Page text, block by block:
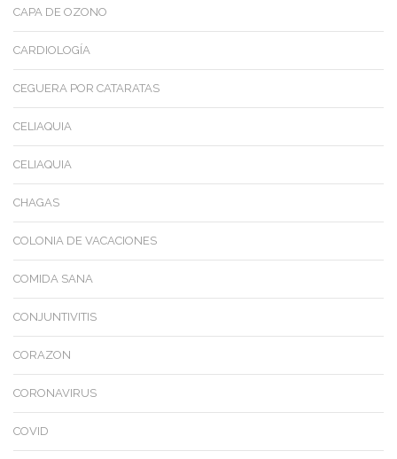
CAPA DE OZONO
CARDIOLOGÍA
CEGUERA POR CATARATAS
CELIAQUIA
CELIAQUIA
CHAGAS
COLONIA DE VACACIONES
COMIDA SANA
CONJUNTIVITIS
CORAZON
CORONAVIRUS
COVID